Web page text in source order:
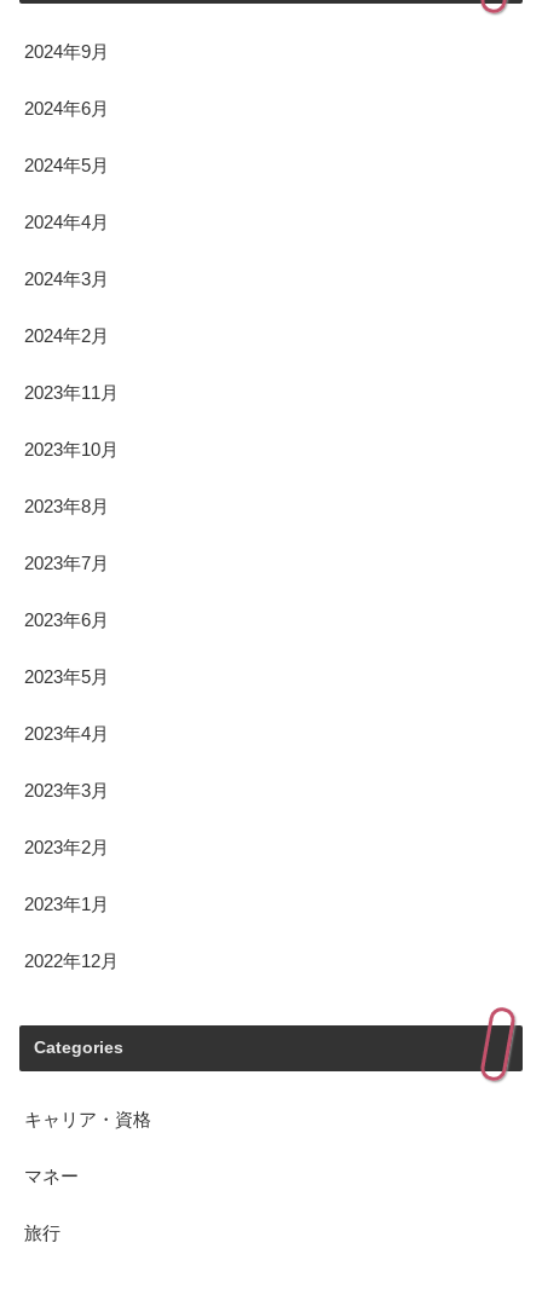
2024年9月
2024年6月
2024年5月
2024年4月
2024年3月
2024年2月
2023年11月
2023年10月
2023年8月
2023年7月
2023年6月
2023年5月
2023年4月
2023年3月
2023年2月
2023年1月
2022年12月
Categories
キャリア・資格
マネー
旅行